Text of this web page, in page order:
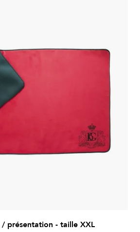
présentation - taille XXL